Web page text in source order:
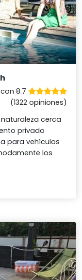
8.7
(1322 opiniones)
cerca
privado
para vehículos
los